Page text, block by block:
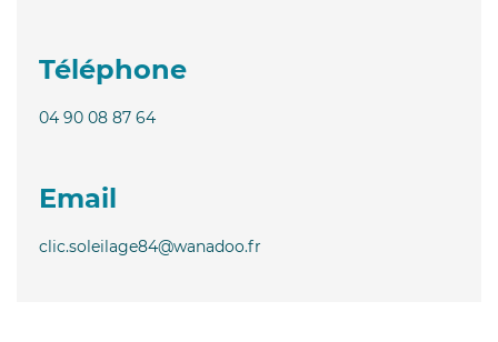
Téléphone
04 90 08 87 64
Email
clic.soleilage84@wanadoo.fr